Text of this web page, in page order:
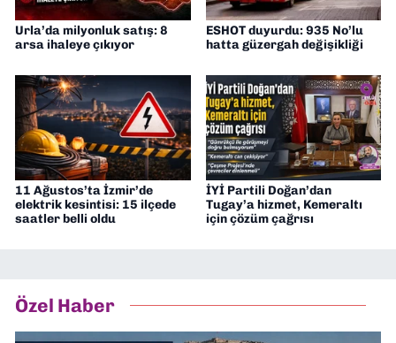
Urla’da milyonluk satış: 8
arsa ihaleye çıkıyor
ESHOT duyurdu: 935 No’lu
hatta güzergah değişikliği
11 Ağustos’ta İzmir’de
elektrik kesintisi: 15 ilçede
saatler belli oldu
İYİ Partili Doğan’dan
Tugay’a hizmet, Kemeraltı
için çözüm çağrısı
Özel Haber